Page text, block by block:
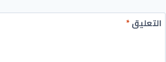
التعليق*